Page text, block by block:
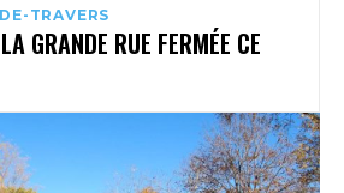
TRAVERS
GRANDE RUE FERMÉE CE